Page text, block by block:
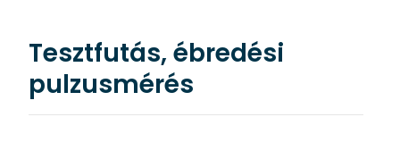
Tesztfutás, ébredési
pulzusmérés